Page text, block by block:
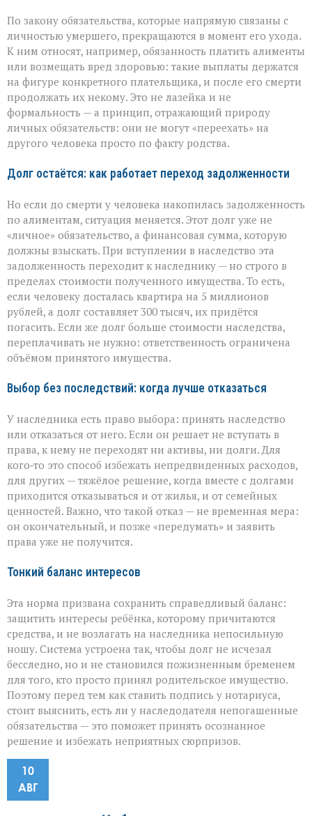
По закону обязательства, которые напрямую связаны с
личностью умершего, прекращаются в момент его ухода.
К ним относят, например, обязанность платить алименты
или возмещать вред здоровью: такие выплаты держатся
на фигуре конкретного плательщика, и после его смерти
продолжать их некому. Это не лазейка и не
формальность — а принцип, отражающий природу
личных обязательств: они не могут «переехать» на
другого человека просто по факту родства.
Долг остаётся: как работает переход задолженности
Но если до смерти у человека накопилась задолженность
по алиментам, ситуация меняется. Этот долг уже не
«личное» обязательство, а финансовая сумма, которую
должны взыскать. При вступлении в наследство эта
задолженность переходит к наследнику — но строго в
пределах стоимости полученного имущества. То есть,
если человеку досталась квартира на 5 миллионов
рублей, а долг составляет 300 тысяч, их придётся
погасить. Если же долг больше стоимости наследства,
переплачивать не нужно: ответственность ограничена
объёмом принятого имущества.
Выбор без последствий: когда лучше отказаться
У наследника есть право выбора: принять наследство
или отказаться от него. Если он решает не вступать в
права, к нему не переходят ни активы, ни долги. Для
кого‑то это способ избежать непредвиденных расходов,
для других — тяжёлое решение, когда вместе с долгами
приходится отказываться и от жилья, и от семейных
ценностей. Важно, что такой отказ — не временная мера:
он окончательный, и позже «передумать» и заявить
права уже не получится.
Тонкий баланс интересов
Эта норма призвана сохранить справедливый баланс:
защитить интересы ребёнка, которому причитаются
средства, и не возлагать на наследника непосильную
ношу. Система устроена так, чтобы долг не исчезал
бесследно, но и не становился пожизненным бременем
для того, кто просто принял родительское имущество.
Поэтому перед тем как ставить подпись у нотариуса,
стоит выяснить, есть ли у наследодателя непогашенные
обязательства — это поможет принять осознанное
решение и избежать неприятных сюрпризов.
10
АВГ